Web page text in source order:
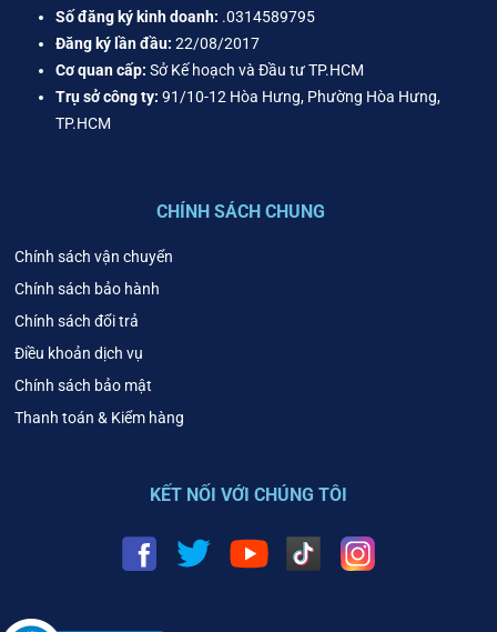
Số đăng ký kinh doanh: .0314589795
Đăng ký lần đầu: 22/08/2017
Cơ quan cấp: Sở Kế hoạch và Đầu tư TP.HCM
Trụ sở công ty: 91/10-12 Hòa Hưng, Phường Hòa Hưng,
TP.HCM
CHÍNH SÁCH CHUNG
Chính sách vận chuyển
Chính sách bảo hành
Chính sách đổi trả
Điều khoản dịch vụ
Chính sách bảo mật
Thanh toán & Kiểm hàng
KẾT NỐI VỚI CHÚNG TÔI